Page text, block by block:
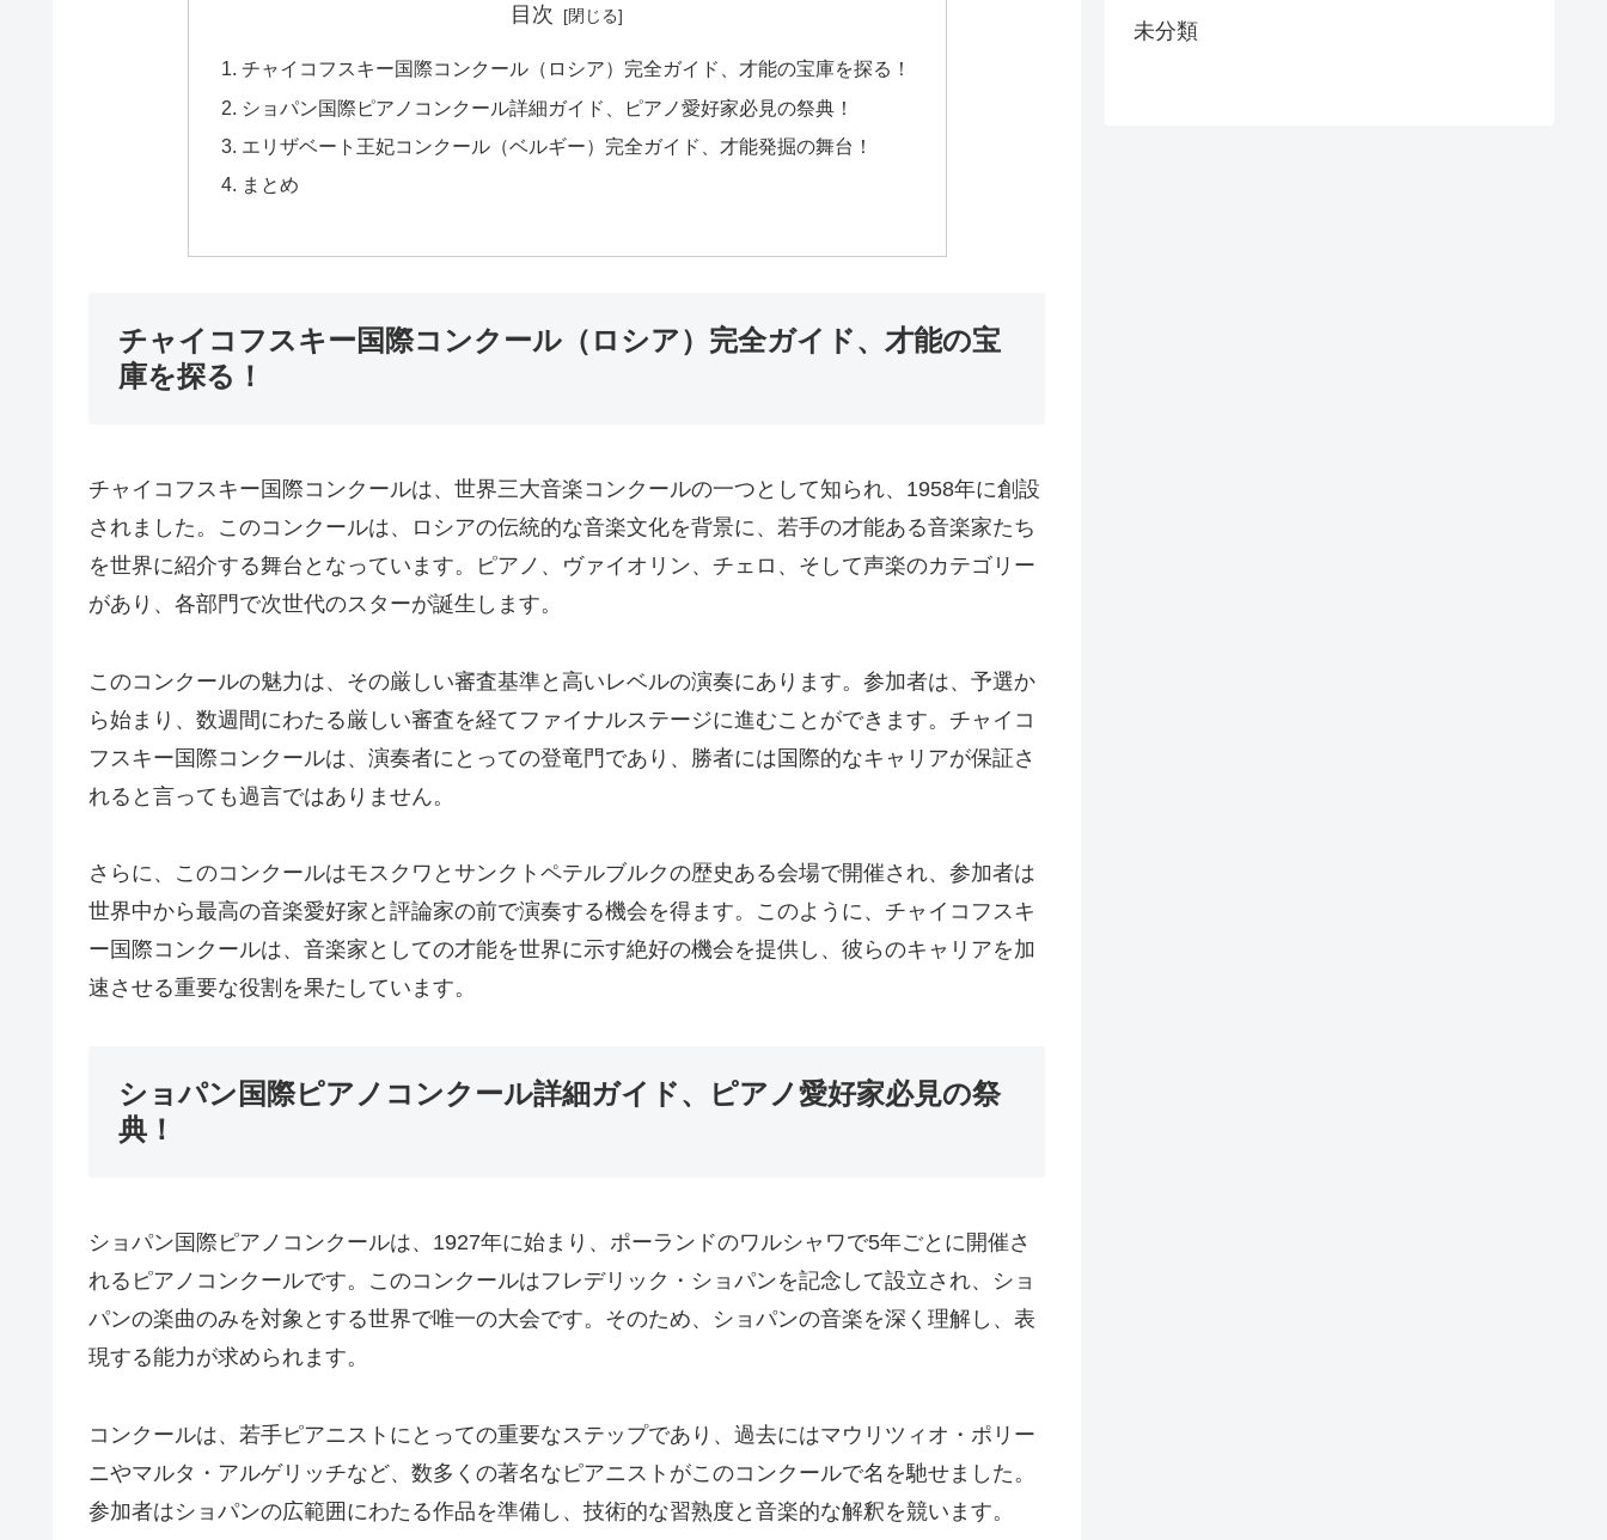
目次
チャイコフスキー国際コンクール（ロシア）完全ガイド、才能の宝庫を探る！
ショパン国際ピアノコンクール詳細ガイド、ピアノ愛好家必見の祭典！
エリザベート王妃コンクール（ベルギー）完全ガイド、才能発掘の舞台！
まとめ
チャイコフスキー国際コンクール（ロシア）完全ガイド、才能の宝
庫を探る！
チャイコフスキー国際コンクールは、世界三大音楽コンクールの一つとして知られ、1958年に創設
されました。このコンクールは、ロシアの伝統的な音楽文化を背景に、若手の才能ある音楽家たち
を世界に紹介する舞台となっています。ピアノ、ヴァイオリン、チェロ、そして声楽のカテゴリー
があり、各部門で次世代のスターが誕生します。
このコンクールの魅力は、その厳しい審査基準と高いレベルの演奏にあります。参加者は、予選か
ら始まり、数週間にわたる厳しい審査を経てファイナルステージに進むことができます。チャイコ
フスキー国際コンクールは、演奏者にとっての登竜門であり、勝者には国際的なキャリアが保証さ
れると言っても過言ではありません。
さらに、このコンクールはモスクワとサンクトペテルブルクの歴史ある会場で開催され、参加者は
世界中から最高の音楽愛好家と評論家の前で演奏する機会を得ます。このように、チャイコフスキ
ー国際コンクールは、音楽家としての才能を世界に示す絶好の機会を提供し、彼らのキャリアを加
速させる重要な役割を果たしています。
ショパン国際ピアノコンクール詳細ガイド、ピアノ愛好家必見の祭
典！
ショパン国際ピアノコンクールは、1927年に始まり、ポーランドのワルシャワで5年ごとに開催さ
れるピアノコンクールです。このコンクールはフレデリック・ショパンを記念して設立され、ショ
パンの楽曲のみを対象とする世界で唯一の大会です。そのため、ショパンの音楽を深く理解し、表
現する能力が求められます。
コンクールは、若手ピアニストにとっての重要なステップであり、過去にはマウリツィオ・ポリー
ニやマルタ・アルゲリッチなど、数多くの著名なピアニストがこのコンクールで名を馳せました。
参加者はショパンの広範囲にわたる作品を準備し、技術的な習熟度と音楽的な解釈を競います。
未分類